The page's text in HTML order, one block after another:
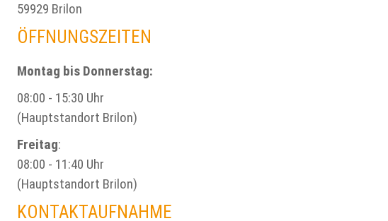
59929 Brilon
ÖFFNUNGSZEITEN
Montag bis Donnerstag:
08:00 - 15:30 Uhr
(Hauptstandort Brilon)
Freitag:
08:00 - 11:40 Uhr
(Hauptstandort Brilon)
KONTAKTAUFNAHME